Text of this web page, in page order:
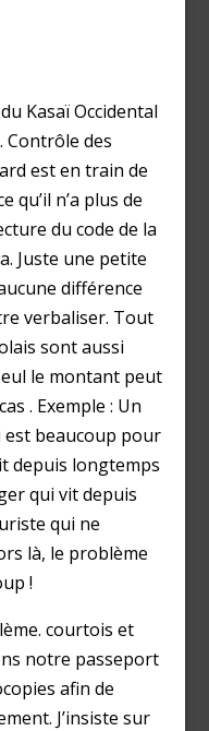
Kasaï Occidental
Contrôle des
est en train de
qu’il n’a plus de
du code de la
Juste une petite
différence
verbaliser. Tout
sont aussi
le montant peut
. Exemple : Un
est beaucoup pour
depuis longtemps
qui vit depuis
qui ne
là, le problème
!
courtois et
notre passeport
afin de
J’insiste sur